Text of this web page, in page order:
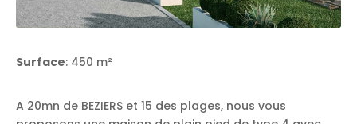
Surface: 450 m²
A 20mn de BEZIERS et 15 des plages, nous vous